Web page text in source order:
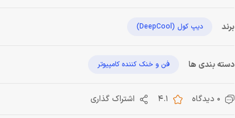
برند دیپ کول (DeepCool)
دسته بندی ها فن و خنک کننده کامپیوتر
0 دیدگاه 4.1 اشتراک گذاری